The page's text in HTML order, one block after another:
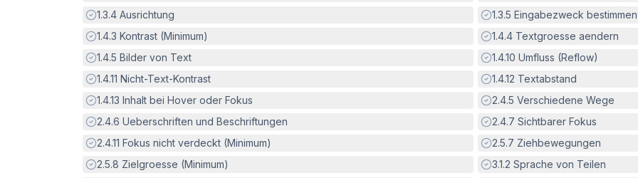
Erfüllt:
1.3.4 Ausrichtung Erfüllt:
1.3.5 Eingabezweck bestimmen
Erfüllt:
1.4.3 Kontrast (Minimum) Erfüllt:
1.4.4 Textgroesse aendern
Erfüllt:
1.4.5 Bilder von Text Erfüllt:
1.4.10 Umfluss (Reflow)
Erfüllt:
1.4.11 Nicht-Text-Kontrast Erfüllt:
1.4.12 Textabstand
Erfüllt:
1.4.13 Inhalt bei Hover oder Fokus Erfüllt:
2.4.5 Verschiedene Wege
Erfüllt:
2.4.6 Ueberschriften und Beschriftungen Erfüllt:
2.4.7 Sichtbarer Fokus
Erfüllt:
2.4.11 Fokus nicht verdeckt (Minimum) Erfüllt:
2.5.7 Ziehbewegungen
Erfüllt:
2.5.8 Zielgroesse (Minimum) Erfüllt:
3.1.2 Sprache von Teilen